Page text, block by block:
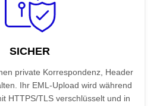
SICHER
private Korrespondenz, Header
Ihr EML-Upload wird während
HTTPS/TLS verschlüsselt und in